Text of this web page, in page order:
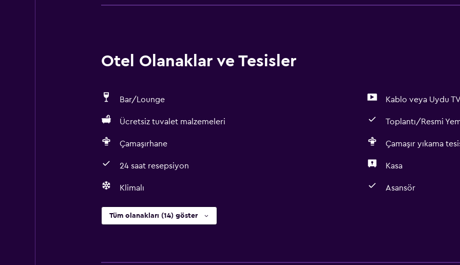
Otel Olanaklar ve Tesisler
Bar/Lounge Kablo veya Uydu TV
Ücretsiz tuvalet malzemeleri Toplantı/Resmi
Çamaşırhane Çamaşır yıkama
24 saat resepsiyon Kasa
Klimalı Asansör
Tüm olanakları (14) göster